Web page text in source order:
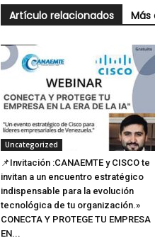
Artículo relacionados Más
Uncategorized
📌Invitación :CANAEMTE y CISCO te
invitan a un encuentro estratégico
indispensable para la evolución
tecnológica de tu organización.»
CONECTA Y PROTEGE TU EMPRESA
EN...